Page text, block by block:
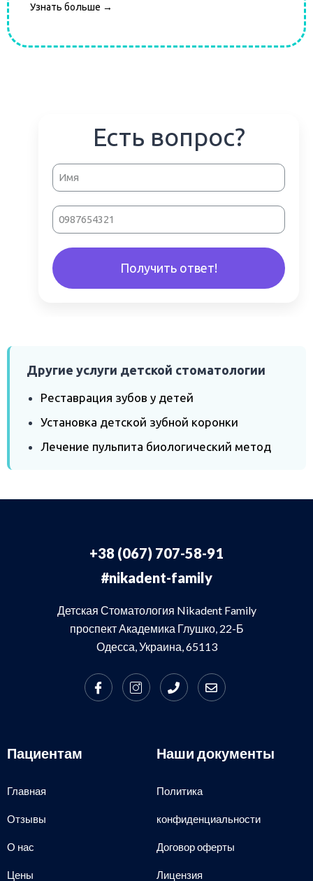
Узнать больше →
Есть вопрос?
Получить ответ!
Другие услуги детской стоматологии
Реставрация зубов у детей
Установка детской зубной коронки
Лечение пульпита биологический метод
+38 (067) 707-58-91
#nikadent-family
Детская Стоматология Nikadent Family
проспект Академика Глушко, 22-Б
Одесса, Украина, 65113
Пациентам
Главная
Отзывы
О нас
Цены
Наши документы
Политика
конфиденциальности
Договор оферты
Лицензия